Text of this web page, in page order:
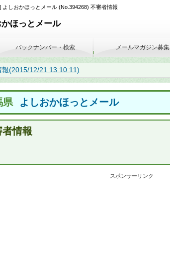
よしおかほっとメール (No.394268) 不審者情報
ほっとメール
報(2015/12/21 13:10:11)
県 よしおかほっとメール
者情報
スポンサーリンク
バックナンバー・検索 メールマガジン募集